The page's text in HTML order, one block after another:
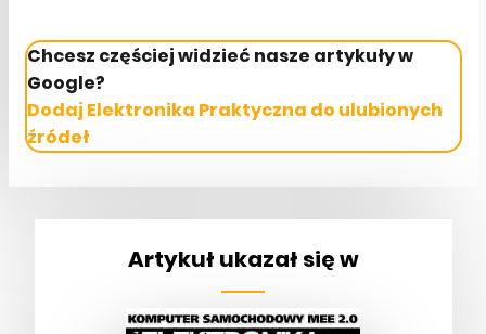
Chcesz częściej widzieć nasze artykuły w
Google?
Dodaj Elektronika Praktyczna do ulubionych
źródeł
Artykuł ukazał się w